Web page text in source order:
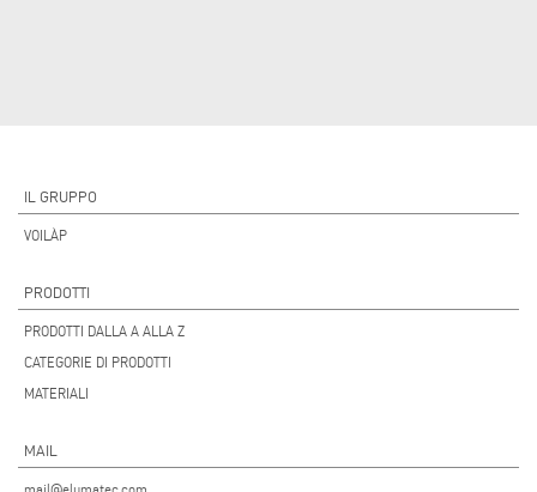
IL GRUPPO
VOILÀP
PRODOTTI
PRODOTTI DALLA A ALLA Z
CATEGORIE DI PRODOTTI
MATERIALI
MAIL